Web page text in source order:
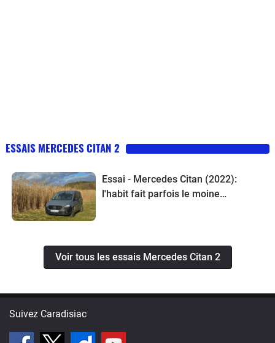
ESSAIS MERCEDES CITAN 2
Essai - Mercedes Citan (2022):
l'habit fait parfois le moine…
Voir tous les essais Mercedes Citan 2
Suivez Caradisiac